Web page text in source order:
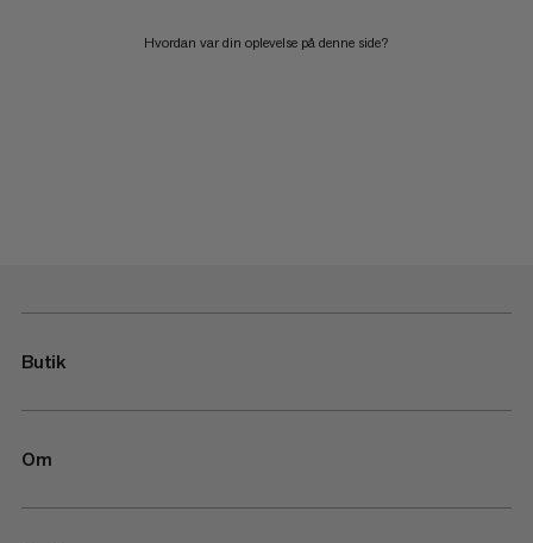
Hvordan var din oplevelse på denne side?
Butik
Om